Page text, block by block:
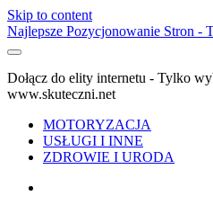
Skip to content
Najlepsze Pozycjonowanie Stron -
Dołącz do elity internetu - Tylko
www.skuteczni.net
MOTORYZACJA
USŁUGI I INNE
ZDROWIE I URODA